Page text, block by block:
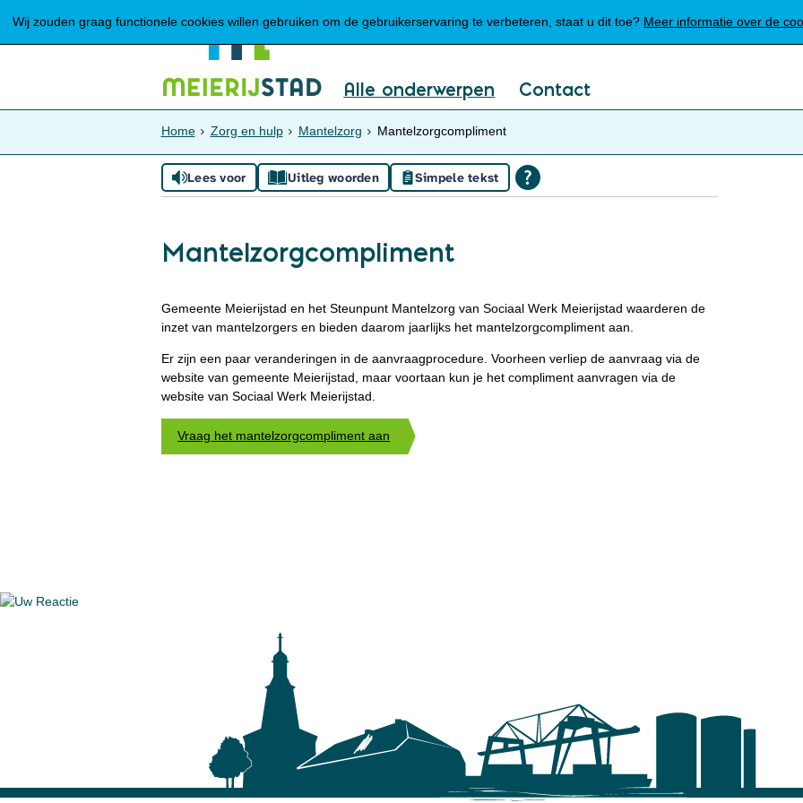
Wij zouden graag functionele cookies willen gebruiken om de gebruikerservaring te verbeteren, staat u dit toe? Meer informatie over de
Mijn Meierijstad
Alle onderwerpen Contact
Home Zorg en hulp Mantelzorg Mantelzorgcompliment
Lees voor Uitleg woorden Simpele tekst
Mantelzorgcompliment
Gemeente Meierijstad en het Steunpunt Mantelzorg van Sociaal Werk Meierijstad waarderen de
inzet van mantelzorgers en bieden daarom jaarlijks het mantelzorgcompliment aan.
Er zijn een paar veranderingen in de aanvraagprocedure. Voorheen verliep de aanvraag via de
website van gemeente Meierijstad, maar voortaan kun je het compliment aanvragen via de
website van Sociaal Werk Meierijstad.
Vraag het mantelzorgcompliment aan